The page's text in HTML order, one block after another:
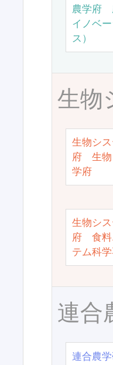
農学府
イノベ
ス）
生物
生物シ
府 生物
学府
生物シ
府 食料
テム科
連合
連合農